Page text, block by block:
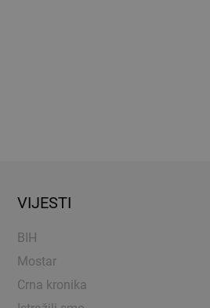
VIJESTI
BIH
Mostar
Crna kronika